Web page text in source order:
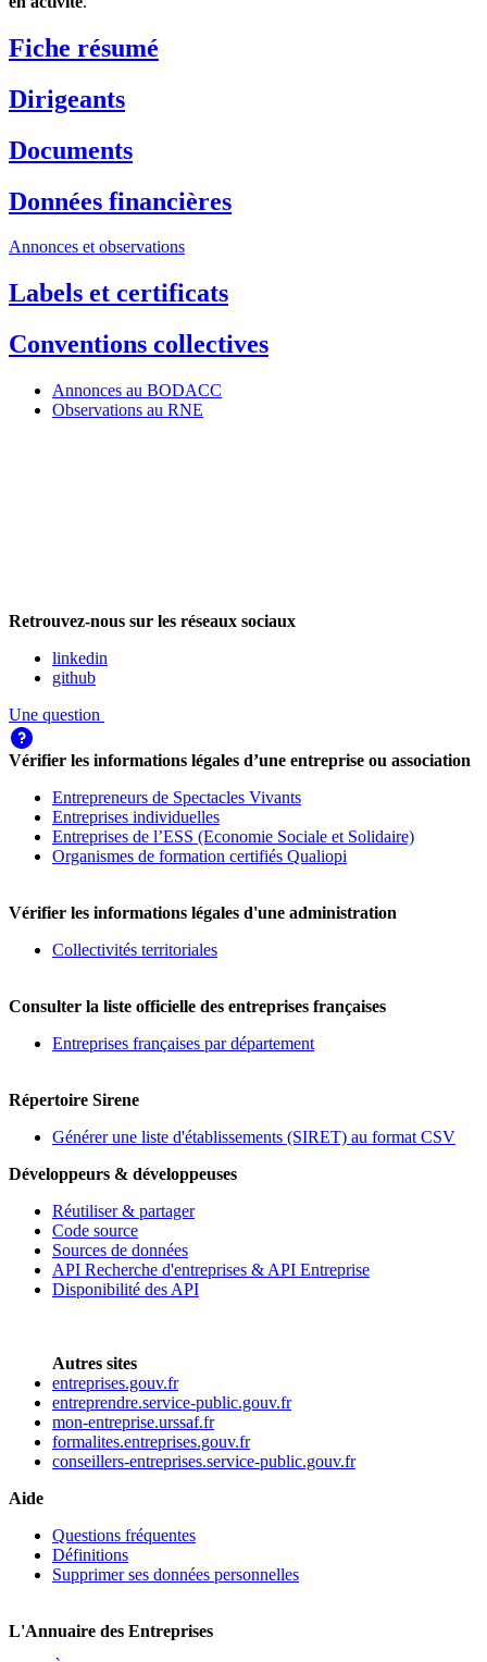
Fiche résumé
Dirigeants
Documents
Données financières
Annonces et observations
Labels et certificats
Conventions collectives
Annonces au BODACC
Observations au RNE
Retrouvez-nous sur les réseaux sociaux
linkedin
github
Une question
Vérifier les informations légales d’une entreprise ou association
Entrepreneurs de Spectacles Vivants
Entreprises individuelles
Entreprises de l’ESS (Economie Sociale et Solidaire)
Organismes de formation certifiés Qualiopi
Vérifier les informations légales d'une administration
Collectivités territoriales
Consulter la liste officielle des entreprises françaises
Entreprises françaises par département
Répertoire Sirene
Générer une liste d'établissements (SIRET) au format CSV
Développeurs & développeuses
Réutiliser & partager
Code source
Sources de données
API Recherche d'entreprises & API Entreprise
Disponibilité des API
Autres sites
entreprises.gouv.fr
entreprendre.service-public.gouv.fr
mon-entreprise.urssaf.fr
formalites.entreprises.gouv.fr
conseillers-entreprises.service-public.gouv.fr
Aide
Questions fréquentes
Définitions
Supprimer ses données personnelles
L'Annuaire des Entreprises